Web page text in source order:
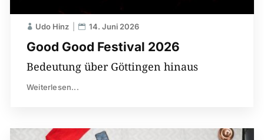
Good Good Festival 2026
Udo Hinz 14. Juni 2026
Bedeutung über Göttingen hinaus
Weiterlesen...